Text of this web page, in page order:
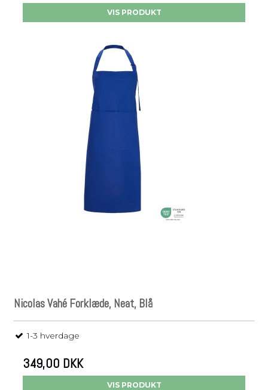
VIS PRODUKT
Nicolas Vahé Forklæde, Neat, Blå
1-3 hverdage
349,00 DKK
VIS PRODUKT